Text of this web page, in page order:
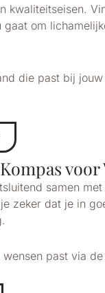
kwaliteitseisen.
om
die past bij
samen
zeker dat je in
past via